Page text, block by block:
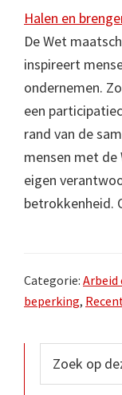
Halen en
De Wet
inspireert
ondernemen.
een
rand van de
mensen met de
eigen
betrokkenheid.
Categorie: Arbeid
beperking,
Primaire
Sidebar
op